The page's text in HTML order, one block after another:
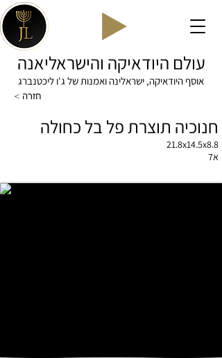
עולם היודאיקה והישראליאנה
אוסף היודאיקה, ישראלינה ואמנות של ג'ו ליכטנברג
< חזרה
חנוכיה תוצרת פל בל כחולה
21.8x14.5x8.8
א7